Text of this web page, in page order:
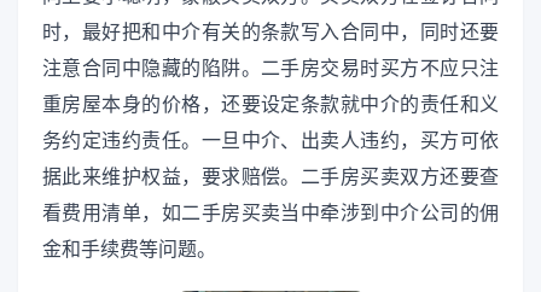
时，最好把和中介有关的条款写入合同中，同时还要
注意合同中隐藏的陷阱。二手房交易时买方不应只注
重房屋本身的价格，还要设定条款就中介的责任和义
务约定违约责任。一旦中介、出卖人违约，买方可依
据此来维护权益，要求赔偿。二手房买卖双方还要查
看费用清单，如二手房买卖当中牵涉到中介公司的佣
金和手续费等问题。